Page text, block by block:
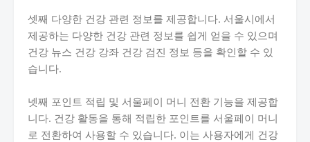
셋째 다양한 건강 관련 정보를 제공합니다. 서울시에서
제공하는 다양한 건강 관련 정보를 쉽게 얻을 수 있으며
건강 뉴스 건강 강좌 건강 검진 정보 등을 확인할 수 있
습니다.
넷째 포인트 적립 및 서울페이 머니 전환 기능을 제공합
니다. 건강 활동을 통해 적립한 포인트를 서울페이 머니
로 전환하여 사용할 수 있습니다. 이는 사용자에게 건강